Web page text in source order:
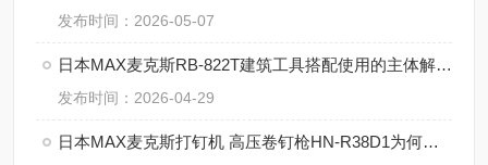
发布时间：2026-05-07
日本MAX麦克斯RB-822T建筑工具搭配使用的主体解决方案
发布时间：2026-04-29
日本MAX麦克斯打钉机 高压卷钉枪HN-R38D1为何这么牛？